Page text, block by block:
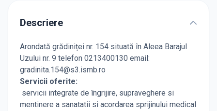
Descriere
Arondată grădiniței nr. 154 situată în Aleea Barajul
Uzului nr. 9 telefon 0213400130 email:
gradinita.154@s3.ismb.ro
Servicii oferite:
servicii integrate de îngrijire, supraveghere si
mentinere a sanatatii si acordarea sprijinului medical